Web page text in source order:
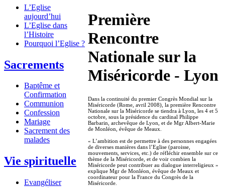
L’Eglise
aujourd’hui
L’Eglise dans
l’Histoire
Pourquoi l’Eglise ?
Sacrements
Baptême et
Confirmation
Communion
Confession
Mariage
Sacrement des
malades
Vie spirituelle
Evangéliser
Première
Rencontre
Nationale sur la
Miséricorde - Lyon
Dans la continuité du premier Congrès Mondial sur la
Miséricorde (Rome, avril 2008), la première Rencontre
Nationale sur la Miséricorde se tiendra à Lyon, les 4 et 5
octobre, sous la présidence du cardinal Philippe
Barbarin, archevêque de Lyon, et de Mgr Albert-Marie
de Monléon, évêque de Meaux.
« L’ambition est de permettre à des personnes engagées
de diverses manières dans l’Eglise (paroisse,
mouvements, services, etc.) de réfléchir ensemble sur ce
thème de la Miséricorde, et de voir combien la
Miséricorde peut contribuer au dialogue interreligieux »
explique Mgr de Monléon, évêque de Meaux et
coordinateur pour la France du Congrès de la
Miséricorde.